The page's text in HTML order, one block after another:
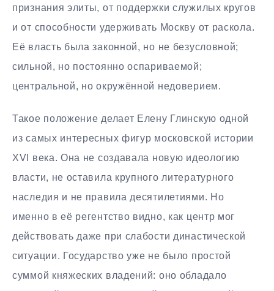
признания элиты, от поддержки служилых кругов
и от способности удерживать Москву от раскола.
Её власть была законной, но не безусловной;
сильной, но постоянно оспариваемой;
центральной, но окружённой недоверием.
Такое положение делает Елену Глинскую одной
из самых интересных фигур московской истории
XVI века. Она не создавала новую идеологию
власти, не оставила крупного литературного
наследия и не правила десятилетиями. Но
именно в её регентство видно, как центр мог
действовать даже при слабости династической
ситуации. Государство уже не было простой
суммой княжеских владений: оно обладало